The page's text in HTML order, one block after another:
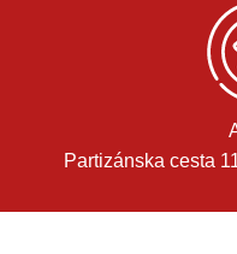
Partizánska cesta